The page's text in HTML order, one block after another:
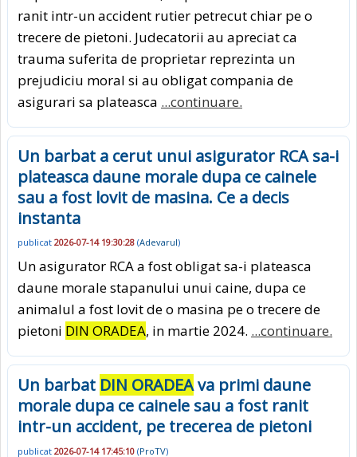
ranit intr-un accident rutier petrecut chiar pe o
trecere de pietoni. Judecatorii au apreciat ca
trauma suferita de proprietar reprezinta un
prejudiciu moral si au obligat compania de
asigurari sa plateasca ...continuare.
Un barbat a cerut unui asigurator RCA sa-i
plateasca daune morale dupa ce cainele
sau a fost lovit de masina. Ce a decis
instanta
publicat 2026-07-14 19:30:28 (Adevarul)
Un asigurator RCA a fost obligat sa-i plateasca
daune morale stapanului unui caine, dupa ce
animalul a fost lovit de o masina pe o trecere de
pietoni DIN ORADEA, in martie 2024. ...continuare.
Un barbat DIN ORADEAva primi daune
morale dupa ce cainele sau a fost ranit
intr-un accident, pe trecerea de pietoni
publicat 2026-07-14 17:45:10 (ProTV)